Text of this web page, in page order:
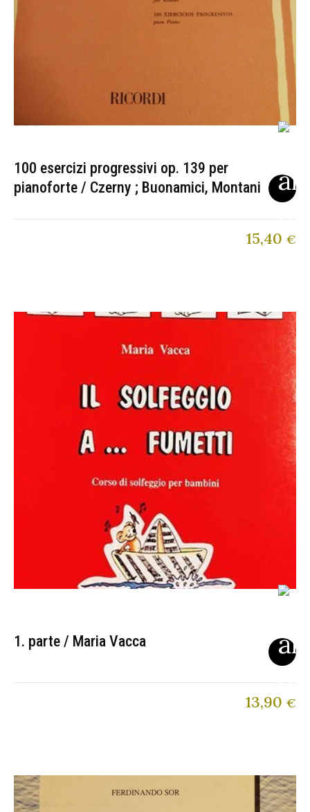
100 esercizi progressivi op. 139 per
pianoforte / Czerny ; Buonamici, Montani
15,40 €
1. parte / Maria Vacca
13,90 €